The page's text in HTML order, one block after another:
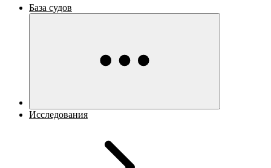
База судов
Исследования